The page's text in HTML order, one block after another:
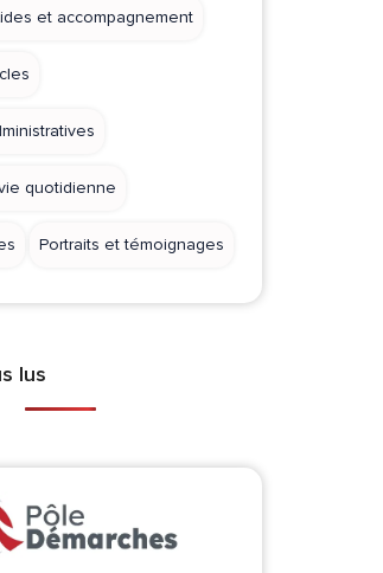
et accompagnement
quotidienne
Portraits et témoignages
lus